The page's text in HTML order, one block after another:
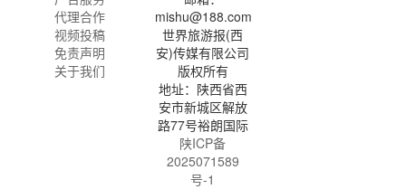
代理合作
视频投稿
免责声明
关于我们
mishu@188.com
世界旅游报(西
安)传媒有限公司
版权所有
地址：陕西省西
安市新城区解放
路77号裕朗国际
陕ICP备
2025071589
号-1